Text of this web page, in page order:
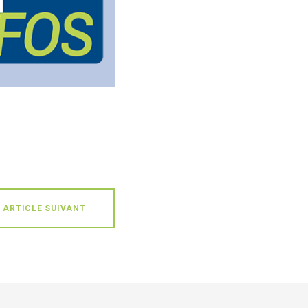
ARTICLE SUIVANT